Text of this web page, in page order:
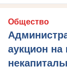
Общество
аукцион